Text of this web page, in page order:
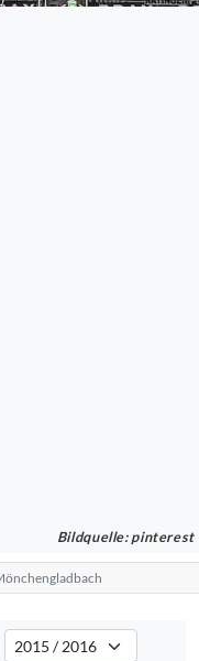
Bildquelle: pinterest
Saison auswählen